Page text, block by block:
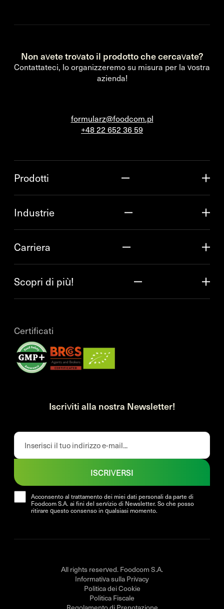
Non avete trovato il prodotto che cercavate?
Contattateci, lo organizzeremo su misura per la vostra
azienda!
formularz@foodcom.pl
+48 22 652 36 59
Prodotti
Industrie
Carriera
Scopri di più!
Certificati
Iscriviti alla nostra Newsletter!
Acconsento al trattamento dei miei dati personali da parte di
Foodcom S.A. ai fini del servizio di Newsletter. So che posso
ritirare questo consenso in qualsiasi momento.
ISCRIVERSI
All rights reserved. Foodcom S.A.
Informativa sulla Privacy
Politica dei Cookie
Politica Fiscale